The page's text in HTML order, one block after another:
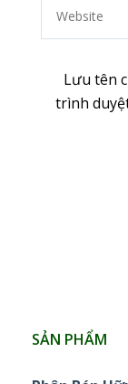
Lưu tên
trình
SẢN PHẨM